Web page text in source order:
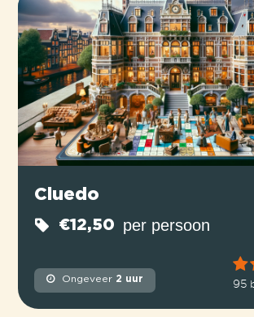
Cluedo
€12,50 per persoon
Ongeveer 2 uur 95